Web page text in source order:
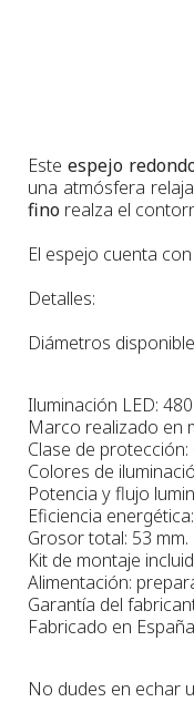
Esteespejo
una atmósfera
fino realza el
El espejo cuenta
Detalles:
Diámetros
Iluminación LED:
Marco realizado en
Clase de
Colores de
Potencia y flujo
Eficiencia
Grosor total: 53 mm.
Kit de montaje
Alimentación:
Garantía del
Fabricado en
No dudes en echar